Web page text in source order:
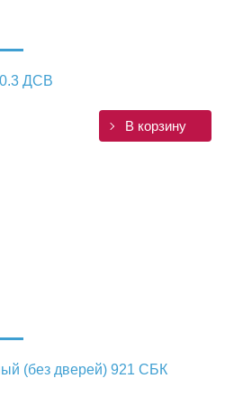
ДСВ
В корзину
(без дверей) 921 СБК